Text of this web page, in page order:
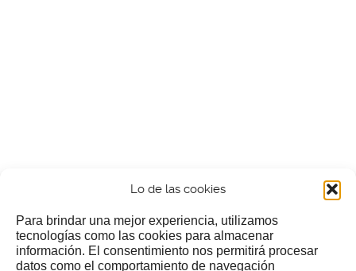
Lo de las cookies
Para brindar una mejor experiencia, utilizamos
tecnologías como las cookies para almacenar
información. El consentimiento nos permitirá procesar
datos como el comportamiento de navegación
¿Nos invitas a un cafecillo?